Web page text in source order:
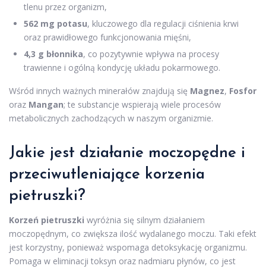
tlenu przez organizm,
562 mg potasu, kluczowego dla regulacji ciśnienia krwi
oraz prawidłowego funkcjonowania mięśni,
4,3 g błonnika, co pozytywnie wpływa na procesy
trawienne i ogólną kondycję układu pokarmowego.
Wśród innych ważnych minerałów znajdują się Magnez, Fosfor
oraz Mangan; te substancje wspierają wiele procesów
metabolicznych zachodzących w naszym organizmie.
Jakie jest działanie moczopędne i
przeciwutleniające korzenia
pietruszki?
Korzeń pietruszki wyróżnia się silnym działaniem
moczopędnym, co zwiększa ilość wydalanego moczu. Taki efekt
jest korzystny, ponieważ wspomaga detoksykację organizmu.
Pomaga w eliminacji toksyn oraz nadmiaru płynów, co jest